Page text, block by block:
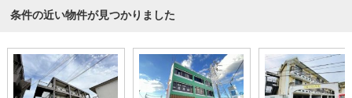
条件の近い物件が見つかりました